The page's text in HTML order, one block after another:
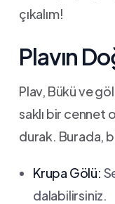
çıkalım!
Plavın
Plav, Bükü ve
saklı bir cennet
durak. Burada,
Krupa Gölü:
dalabilirsiniz.